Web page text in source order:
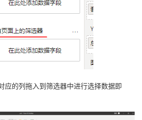
应的列拖入到筛选器中进行选择数据即